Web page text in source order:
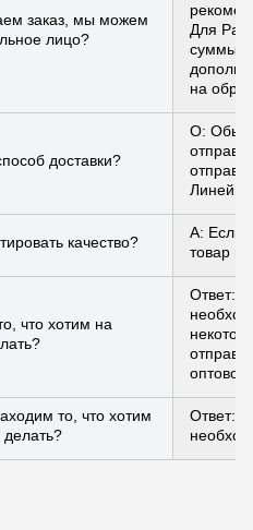
заказ, мы можем
лицо?
Для
суммы,
на
доставки?
О:
качество?
A: Если
товар
что хотим на
Ответ:
оптовой
то, что хотим
Ответ: